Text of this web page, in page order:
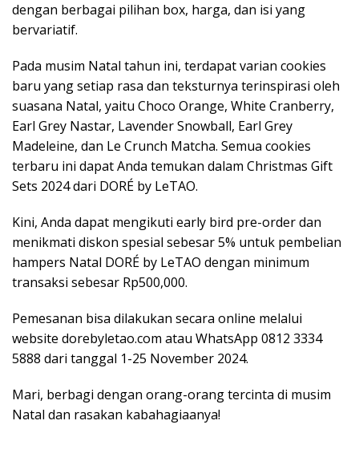
dengan berbagai pilihan box, harga, dan isi yang
bervariatif.
Pada musim Natal tahun ini, terdapat varian cookies
baru yang setiap rasa dan teksturnya terinspirasi oleh
suasana Natal, yaitu Choco Orange, White Cranberry,
Earl Grey Nastar, Lavender Snowball, Earl Grey
Madeleine, dan Le Crunch Matcha. Semua cookies
terbaru ini dapat Anda temukan dalam Christmas Gift
Sets 2024 dari DORÉ by LeTAO.
Kini, Anda dapat mengikuti early bird pre-order dan
menikmati diskon spesial sebesar 5% untuk pembelian
hampers Natal DORÉ by LeTAO dengan minimum
transaksi sebesar Rp500,000.
Pemesanan bisa dilakukan secara online melalui
website dorebyletao.com atau WhatsApp 0812 3334
5888 dari tanggal 1-25 November 2024.
Mari, berbagi dengan orang-orang tercinta di musim
Natal dan rasakan kabahagiaanya!